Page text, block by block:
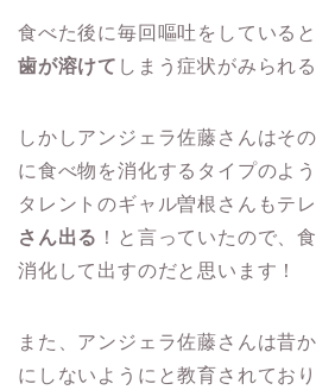
食べた後に毎回嘔吐をしていると
歯が溶けて しまう症状がみられ
しかしアンジェラ佐藤さんはそ
に食べ物を消化するタイプのよ
タレントのギャル曽根さんもテ
さん出る ！と言っていたので、
消化して出すのだと思います！
また、アンジェラ佐藤さんは昔
にしないようにと教育されてお